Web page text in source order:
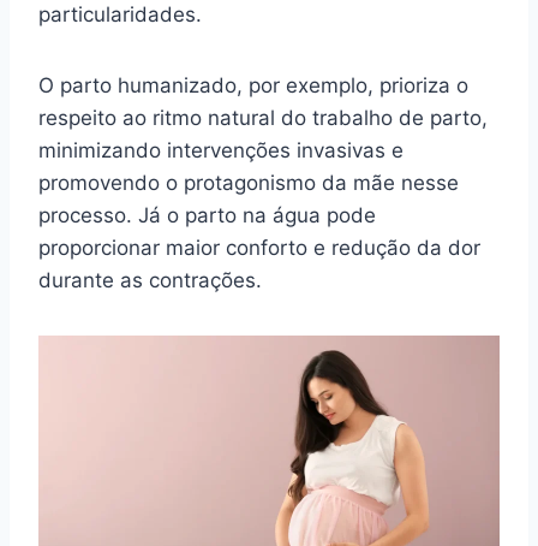
particularidades.
O parto humanizado, por exemplo, prioriza o
respeito ao ritmo natural do trabalho de parto,
minimizando intervenções invasivas e
promovendo o protagonismo da mãe nesse
processo. Já o parto na água pode
proporcionar maior conforto e redução da dor
durante as contrações.